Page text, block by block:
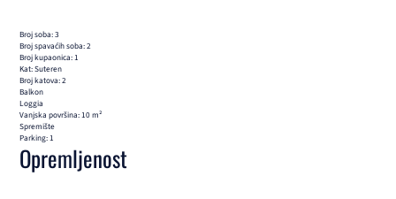
Broj soba: 3
Broj spavaćih soba: 2
Broj kupaonica: 1
Kat: Suteren
Broj katova: 2
Balkon
Loggia
Vanjska površina: 10 m²
Spremište
Parking: 1
Opremljenost